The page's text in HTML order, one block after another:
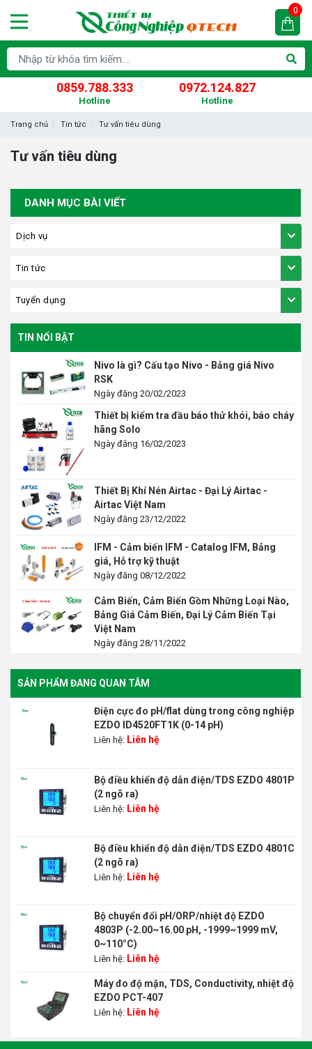
0859.788.333
Hotline
0972.124.827
Hotline
0
Trang chủ Tin tức Tư vấn tiêu dùng
Tư vấn tiêu dùng
DANH MỤC BÀI VIẾT
Dịch vụ
Tin tức
Tuyển dụng
TIN NỔI BẬT
Nivo là gì? Cấu tạo Nivo - Bảng giá Nivo
RSK
Ngày đăng 20/02/2023
Thiết bị kiểm tra đầu báo thử khói, báo cháy
hãng Solo
Ngày đăng 16/02/2023
Thiết Bị Khí Nén Airtac - Đại Lý Airtac -
Airtac Việt Nam
Ngày đăng 23/12/2022
IFM - Cảm biến IFM - Catalog IFM, Bảng
giá, Hỗ trợ kỹ thuật
Ngày đăng 08/12/2022
Cảm Biến, Cảm Biến Gồm Những Loại Nào,
Bảng Giá Cảm Biến, Đại Lý Cảm Biến Tại
Việt Nam
Ngày đăng 28/11/2022
SẢN PHẨM ĐANG QUAN TÂM
Điện cực đo pH/flat dùng trong công nghiệp
EZDO ID4520FT1K (0-14 pH)
Liên hệ: Liên hệ
Bộ điều khiển độ dẫn điện/TDS EZDO 4801P
(2 ngõ ra)
Liên hệ: Liên hệ
Bộ điều khiển độ dẫn điện/TDS EZDO 4801C
(2 ngõ ra)
Liên hệ: Liên hệ
Bộ chuyển đổi pH/ORP/nhiệt độ EZDO
4803P (-2.00~16.00 pH, -1999~1999 mV,
0~110°C)
Liên hệ: Liên hệ
Máy đo độ mặn, TDS, Conductivity, nhiệt độ
EZDO PCT-407
Liên hệ: Liên hệ